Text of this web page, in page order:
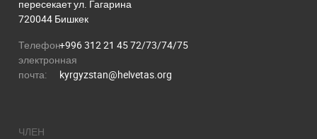
пересекает ул. Гагарина
720044 Бишкек
Телефон:+996 312 21 45 72/73/74/75
электронная
почта:
kyrgyzstan@helvetas.org
ЧЛЕН